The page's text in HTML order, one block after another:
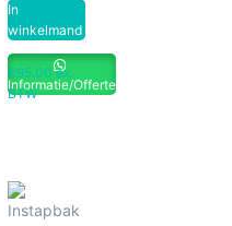
€95.00 ex.
BTW
In
winkelmand
Informatie/Offerte